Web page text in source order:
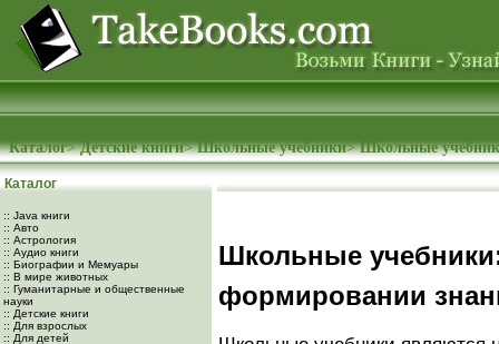
Каталог>Детские книги>Школьные учебники>Школьные
Каталог
:: Java книги
:: Авто
:: Астрология
:: Аудио книги
:: Биографии и Мемуары
:: В мире животных
:: Гуманитарные и общественные
науки
:: Детские книги
:: Для взрослых
:: Для детей
Школьные
формировании